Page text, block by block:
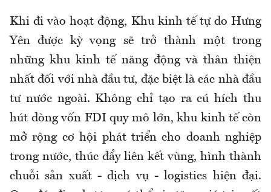
Khi đi vào hoạt động, Khu kinh tế tự do Hưng
Yên được kỳ vọng sẽ trở thành một trong
những khu kinh tế năng động và thân thiện
nhất đối với nhà đầu tư, đặc biệt là các nhà đầu
tư nước ngoài. Không chỉ tạo ra cú hích thu
hút dòng vốn FDI quy mô lớn, khu kinh tế còn
mở rộng cơ hội phát triển cho doanh nghiệp
trong nước, thúc đẩy liên kết vùng, hình thành
chuỗi sản xuất - dịch vụ - logistics hiện đại.